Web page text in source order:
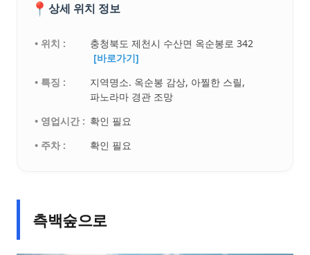
📍 상세 위치 정보
• 위치 :
충청북도 제천시 수산면 옥순봉로 342
[바로가기]
• 특징 :
지역명소. 옥순봉 감상, 아찔한 스릴,
파노라마 경관 조망
• 영업시간 : 확인 필요
• 주차 :
확인 필요
측백숲으로